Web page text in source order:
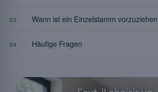
03 Wann ist ein Einzelstamm
04 Häufige Fragen